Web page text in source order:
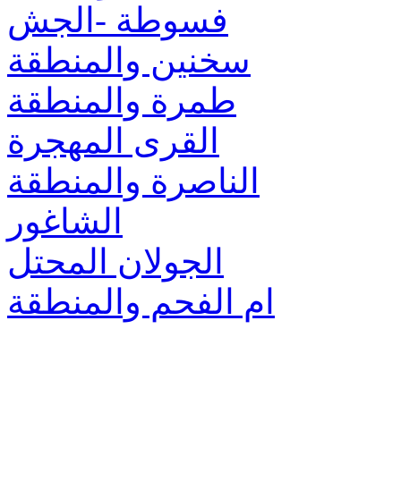
فسوطة -الجش
سخنين والمنطقة
طمرة والمنطقة
القرى المهجرة
الناصرة والمنطقة
الشاغور
الجولان المحتل
ام الفحم والمنطقة